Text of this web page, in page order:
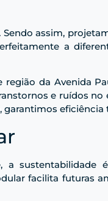
assim,
a
da Avenida
e ruídos no
eficiência
a sustentabilidade
facilita futuras